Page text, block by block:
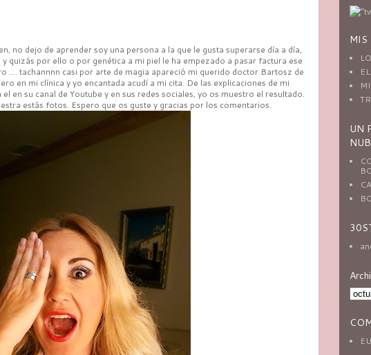
no dejo de aprender soy una persona a la que le gusta superarse día a día,
quizás por ello o por genética a mi piel le ha empezado a pasar factura ese
.... tachannnn casi por arte de magia apareció mi querido doctor Bartosz de
en mi clínica y yo encantada acudí a mi cita. De las explicaciones de mi
en su canal de Youtube y en sus redes sociales, yo os muestro el resultado.
estás fotos. Espero que os guste y gracias por los comentarios.
MIS
UN